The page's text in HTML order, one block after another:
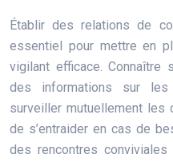
Établir des relations de
essentiel pour mettre en
vigilant efficace. Connaître
des informations sur
surveiller mutuellement les
de s’entraider en cas de
des rencontres